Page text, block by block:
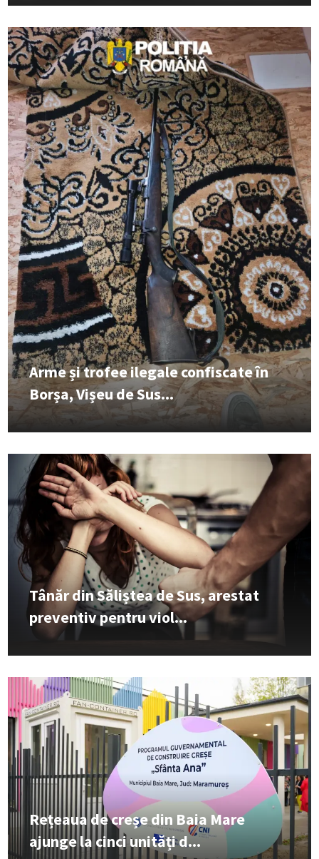
Arme și trofee ilegale confiscate în
Borșa, Vișeu de Sus...
Tânăr din Săliștea de Sus, arestat
preventiv pentru viol...
Rețeaua de creșe din Baia Mare
ajunge la cinci unități d...